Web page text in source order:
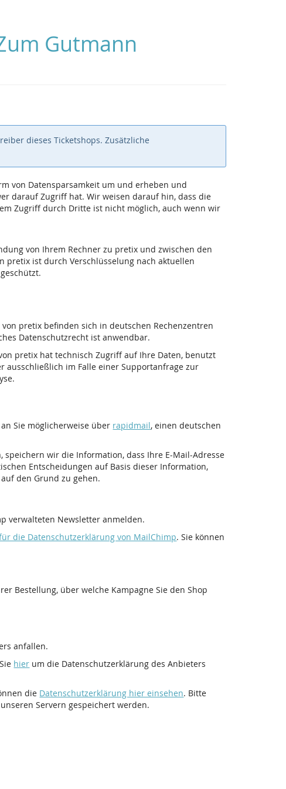
Gutmann
dieses Ticketshops. Zusätzliche
von Datensparsamkeit um und erheben und
darauf Zugriff hat. Wir weisen darauf hin, dass die
Zugriff durch Dritte ist nicht möglich, auch wenn wir
von Ihrem Rechner zu pretix und zwischen den
pretix ist durch Verschlüsselung nach aktuellen
von pretix befinden sich in deutschen Rechenzentren
Datenschutzrecht ist anwendbar.
pretix hat technisch Zugriff auf Ihre Daten, benutzt
ausschließlich im Falle einer Supportanfrage zur
Sie möglicherweise über rapidmail, einen deutschen
wir die Information, dass Ihre E-Mail-Adresse
Entscheidungen auf Basis dieser Information,
den Grund zu gehen.
verwalteten Newsletter anmelden.
die Datenschutzerklärung von MailChimp. Sie können
Bestellung, über welche Kampagne Sie den Shop
anfallen.
hier um die Datenschutzerklärung des Anbieters
die Datenschutzerklärung hier einsehen. Bitte
Servern gespeichert werden.